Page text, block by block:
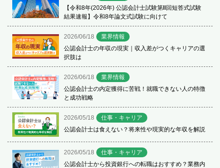
【令和8年(2026年) 公認会計士試験第Ⅱ回短答式試験
結果速報】令和8年論文式試験に向けて
2026/06/18
業界情報
公認会計士の年収の現実｜収入差がつくキャリアの選
択肢は
2026/06/18
業界情報
公認会計士の内定獲得に苦戦！就職できない人の特徴
と成功戦略
2026/05/18
仕事・キャリア
公認会計士は食えない？将来性や現実的な年収を解説
2026/05/18
仕事・キャリア
公認会計士から投資銀行への転職はおすすめ？業務内